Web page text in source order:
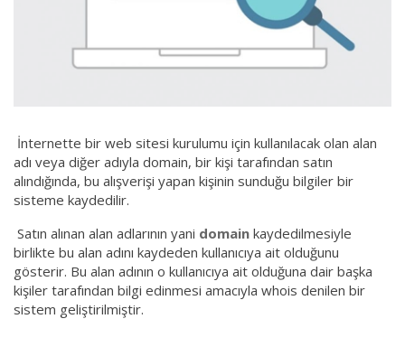
İnternette bir web sitesi kurulumu için kullanılacak olan alan
adı veya diğer adıyla domain, bir kişi tarafından satın
alındığında, bu alışverişi yapan kişinin sunduğu bilgiler bir
sisteme kaydedilir.
Satın alınan alan adlarının yani domain kaydedilmesiyle
birlikte bu alan adını kaydeden kullanıcıya ait olduğunu
gösterir. Bu alan adının o kullanıcıya ait olduğuna dair başka
kişiler tarafından bilgi edinmesi amacıyla whois denilen bir
sistem geliştirilmiştir.